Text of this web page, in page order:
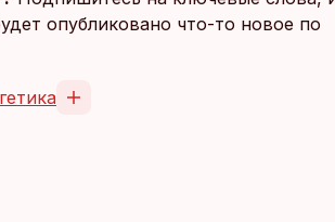
опубликовано что-то новое по